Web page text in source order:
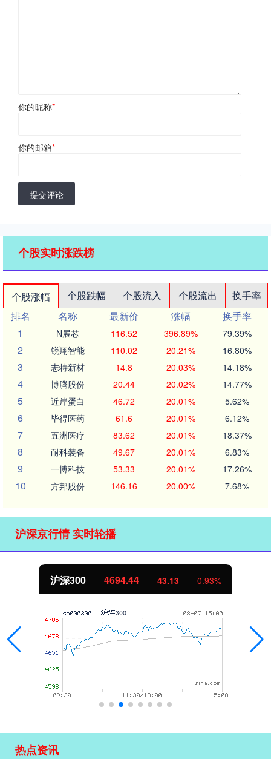
你的昵称*
你的邮箱*
提交评论
个股实时涨跌榜
个股涨幅 个股跌幅 个股流入 个股流出
换手率
排名
名称 最新价 涨幅
换手率
1
N展芯 116.52 396.89% 79.39%
2 锐翔智能 110.02 20.21% 16.80%
3 志特新材 14.8 20.03% 14.18%
4 博腾股份 20.44 20.02% 14.77%
5 近岸蛋白 46.72 20.01% 5.62%
6 毕得医药 61.6 20.01% 6.12%
7 五洲医疗 83.62 20.01% 18.37%
8 耐科装备 49.67 20.01% 6.83%
9 一博科技 53.33 20.01% 17.26%
10 方邦股份 146.16 20.00% 7.68%
沪深京行情 实时轮播
沪深300 4694.44 43.13 0.93%
热点资讯